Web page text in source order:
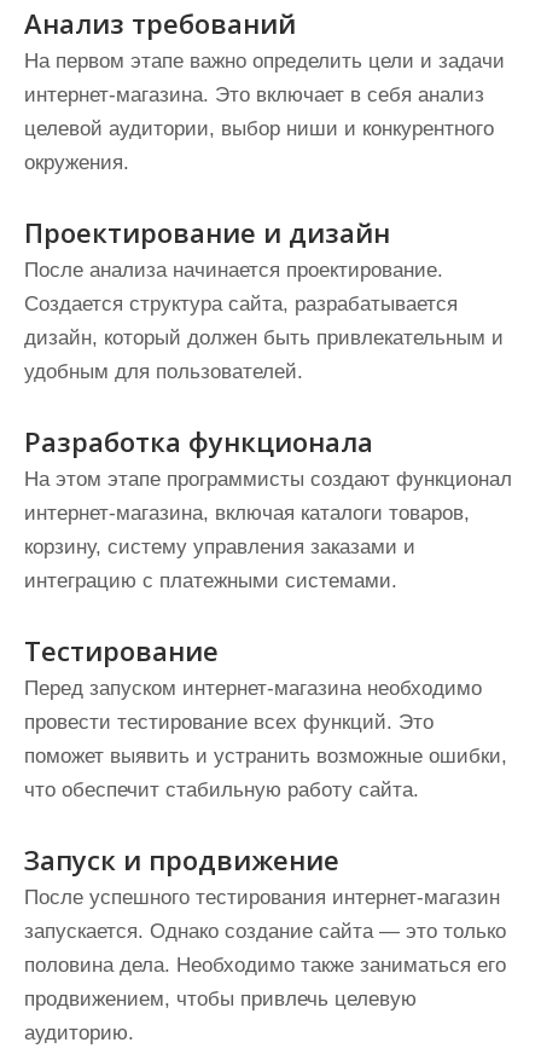
Анализ требований
На первом этапе важно определить цели и задачи
интернет-магазина. Это включает в себя анализ
целевой аудитории, выбор ниши и конкурентного
окружения.
Проектирование и дизайн
После анализа начинается проектирование.
Создается структура сайта, разрабатывается
дизайн, который должен быть привлекательным и
удобным для пользователей.
Разработка функционала
На этом этапе программисты создают функционал
интернет-магазина, включая каталоги товаров,
корзину, систему управления заказами и
интеграцию с платежными системами.
Тестирование
Перед запуском интернет-магазина необходимо
провести тестирование всех функций. Это
поможет выявить и устранить возможные ошибки,
что обеспечит стабильную работу сайта.
Запуск и продвижение
После успешного тестирования интернет-магазин
запускается. Однако создание сайта — это только
половина дела. Необходимо также заниматься его
продвижением, чтобы привлечь целевую
аудиторию.